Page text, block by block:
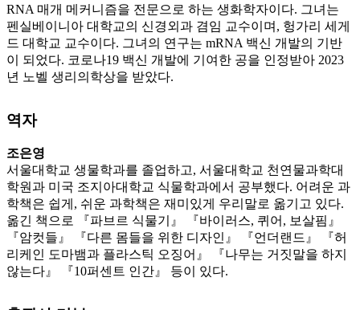
RNA 매개 메커니즘을 전문으로 하는 생화학자이다. 그녀는
펜실베이니아 대학교의 신경외과 겸임 교수이며, 헝가리 세게
드 대학교 교수이다. 그녀의 연구는 mRNA 백신 개발의 기반
이 되었다. 코로나19 백신 개발에 기여한 공을 인정받아 2023
년 노벨 생리의학상을 받았다.
역자
조은영
서울대학교 생물학과를 졸업하고, 서울대학교 천연물과학대
학원과 미국 조지아대학교 식물학과에서 공부했다. 어려운 과
학책은 쉽게, 쉬운 과학책은 재미있게 우리말로 옮기고 있다.
옮긴 책으로 『파브르 식물기』 『바이러스, 퀴어, 보살핌』
『암컷들』 『다른 몸들을 위한 디자인』 『언더랜드』 『허
리케인 도마뱀과 플라스틱 오징어』 『나무는 거짓말을 하지
않는다』 『10퍼센트 인간』 등이 있다.